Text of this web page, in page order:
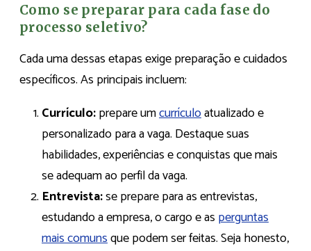
Como se preparar para cada fase do
processo seletivo?
Cada uma dessas etapas exige preparação e cuidados
específicos. As principais incluem:
Currículo:prepare umcurrículoatualizado e
personalizado para a vaga. Destaque suas
habilidades, experiências e conquistas que mais
se adequam ao perfil da vaga.
Entrevista:se prepare para as entrevistas,
estudando a empresa, o cargo e as perguntas
mais comunsque podem ser feitas. Seja honesto,